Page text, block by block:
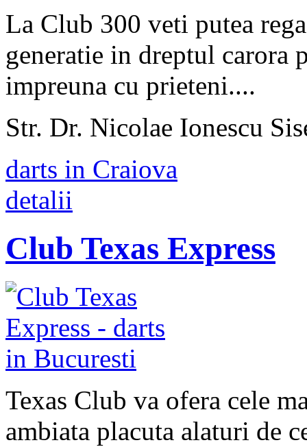
La Club 300 veti putea
generatie in dreptul carora
impreuna cu prieteni....
Str. Dr. Nicolae Ionescu
darts in Craiova
detalii
Club Texas Express
Texas Club va ofera cele
ambiata placuta alaturi de